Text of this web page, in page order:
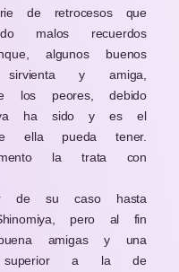
de retrocesos que
malos recuerdos
algunos buenos
y amiga,
los peores, debido
ha sido y es el
ella pueda tener.
la trata con
de su caso hasta
pero al fin
amigas y una
superior a la de